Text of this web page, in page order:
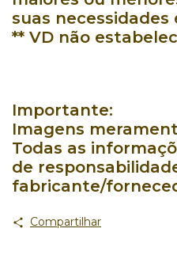
suas necessidades
** VD não
Importante:
Imagens
Todas as
de
fabricante/
Compartilhar